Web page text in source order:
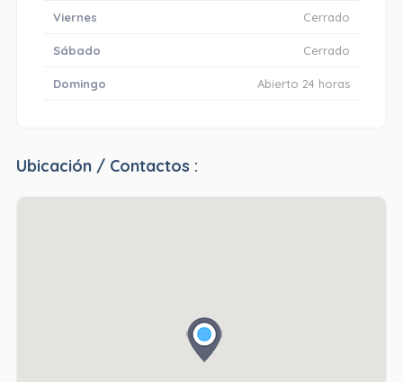
Viernes Cerrado
Sábado Cerrado
Domingo Abierto 24 horas
Ubicación / Contactos :